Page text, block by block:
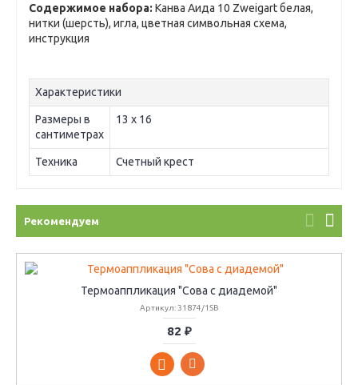
Содержимое набора: Канва Аида 10 Zweigart белая,
нитки (шерсть), игла, цветная символьная схема,
инструкция
Характеристики
Размеры в
сантиметрах
13 х 16
Техника Счетный крест
Рекомендуем
Термоаппликация "Сова с диадемой"
Артикул: 31874/1SB
82 ₽